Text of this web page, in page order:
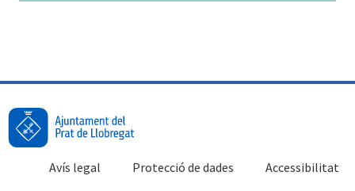
Accessibilitat
Protecció de dades
Avís legal